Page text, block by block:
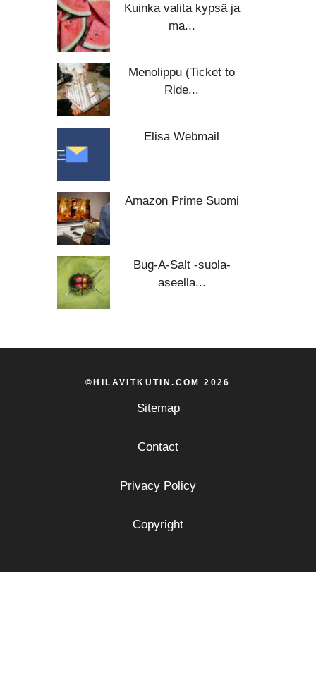
Kuinka valita kypsä ja
ma...
Menolippu (Ticket to
Ride...
Elisa Webmail
Amazon Prime Suomi
Bug-A-Salt -suola-
aseella...
©HILAVITKUTIN.COM 2026
Sitemap
Contact
Privacy Policy
Copyright